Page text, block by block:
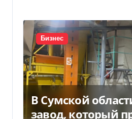
Бизнес
В Сумской
завод, который